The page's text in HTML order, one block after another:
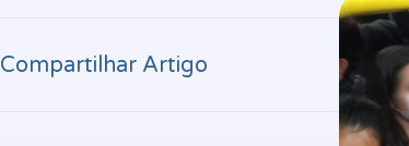
Compartilhar Artigo